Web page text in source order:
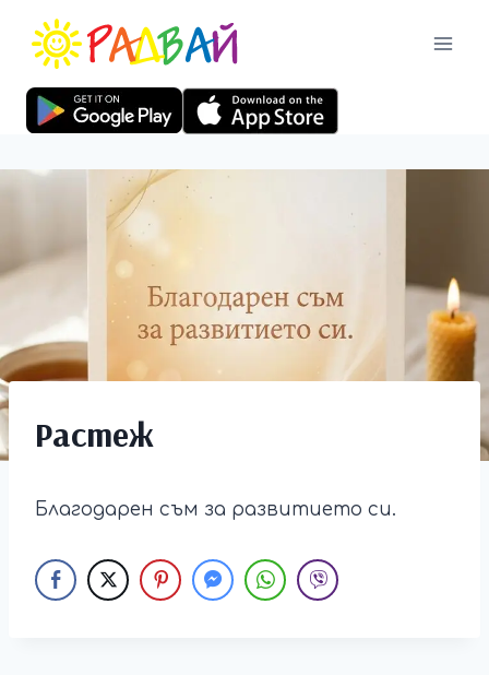
Растеж
Благодарен съм за развитието си.